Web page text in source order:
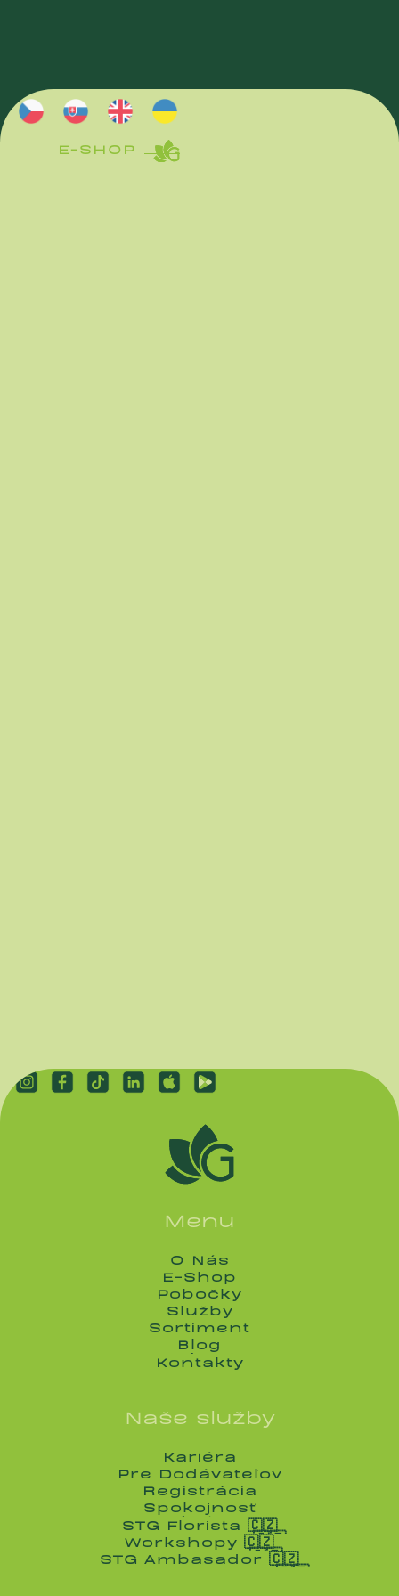
E-SHOP
Menu
O Nás
O Nás
E-Shop
E-Shop
Pobočky
Pobočky
Služby
Služby
Sortiment
Sortiment
Blog
Blog
Kontakty
Kontakty
Naše služby
Kariéra
Kariéra
Pre Dodávateľov
Pre Dodávateľov
Registrácia
Registrácia
Spokojnosť
Spokojnosť
STG Florista 🇨🇿
STG Florista 🇨🇿
Workshopy 🇨🇿
Workshopy 🇨🇿
STG Ambasador 🇨🇿
STG Ambasador 🇨🇿